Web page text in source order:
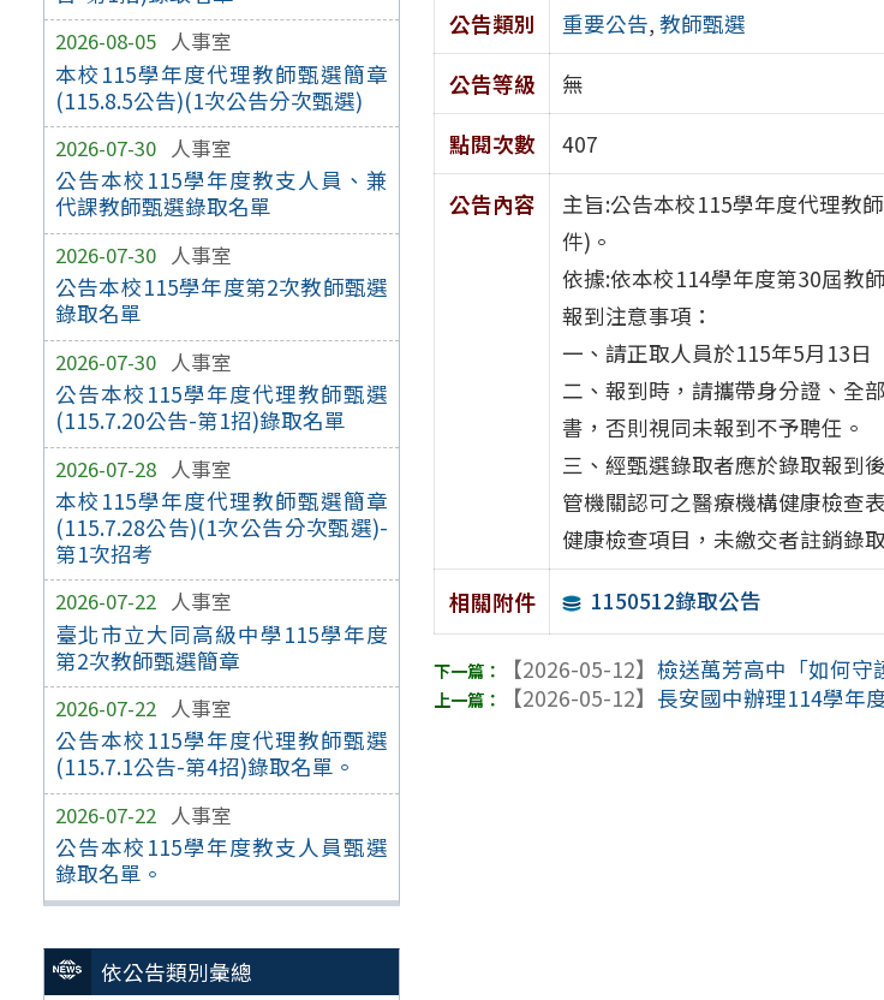
2026-08-05 人事室
本校115學年度代理教師甄選簡章
(115.8.5公告)(1次公告分次甄選)
2026-07-30 人事室
公告本校115學年度教支人員、兼
代課教師甄選錄取名單
2026-07-30 人事室
公告本校115學年度第2次教師甄選
錄取名單
2026-07-30 人事室
公告本校115學年度代理教師甄選
(115.7.20公告-第1招)錄取名單
2026-07-28 人事室
本校115學年度代理教師甄選簡章
(115.7.28公告)(1次公告分次甄選)-
第1次招考
2026-07-22 人事室
臺北市立大同高級中學115學年度
第2次教師甄選簡章
2026-07-22 人事室
公告本校115學年度代理教師甄選
(115.7.1公告-第4招)錄取名單。
2026-07-22 人事室
公告本校115學年度教支人員甄選
錄取名單。
依公告類別彙總
公告類別
重要公告, 教師甄選
公告等級
無
點閱次數
407
公告內容
主旨:公告本校115學年度代理教
件)。
依據:依本校114學年度第30屆教
報到注意事項：
一、請正取人員於115年5月13日
二、報到時，請攜帶身分證、全
書，否則視同未報到不予聘任。
三、經甄選錄取者應於錄取報到
管機關認可之醫療機構健康檢查
健康檢查項目，未繳交者註銷錄
相關附件 1150512錄取公告
【2026-05-12】檢送萬芳高中「如何守
【2026-05-12】 長安國中辦理114學年